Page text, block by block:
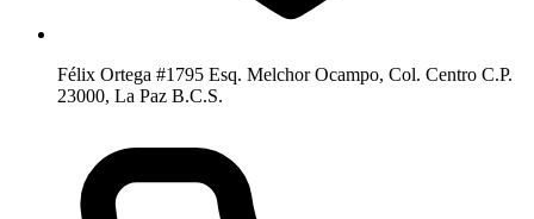
Félix Ortega #1795 Esq. Melchor Ocampo, Col. Centro C.P.
23000, La Paz B.C.S.